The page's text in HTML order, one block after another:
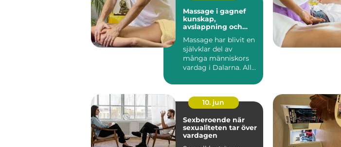
Massage i gagnef
kunskap,
avslappning och
Massage har blivit en
självklar del av
många människors
vardag i Dalarna. Allt
...
10. jun
Sexberoende när
sexualiteten tar över
vardagen